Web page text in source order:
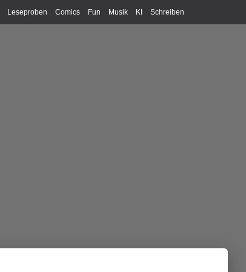
Leseproben Comics Fun Musik KI Schreiben